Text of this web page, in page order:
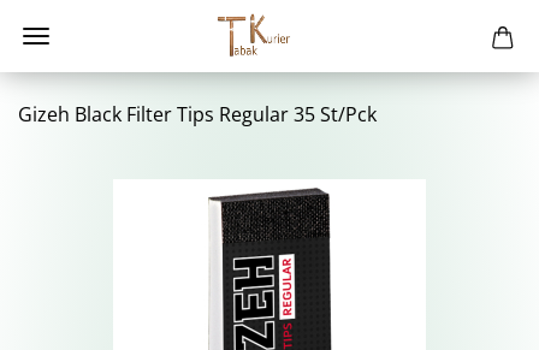
Gizeh Black Fil­ter Tips Re­gu­lar 35 St/Pck